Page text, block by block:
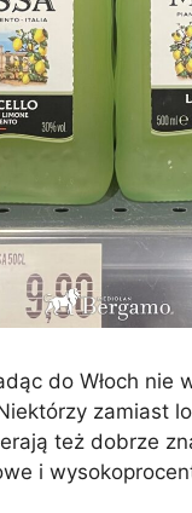
do Włoch nie
zamiast
też dobrze
i